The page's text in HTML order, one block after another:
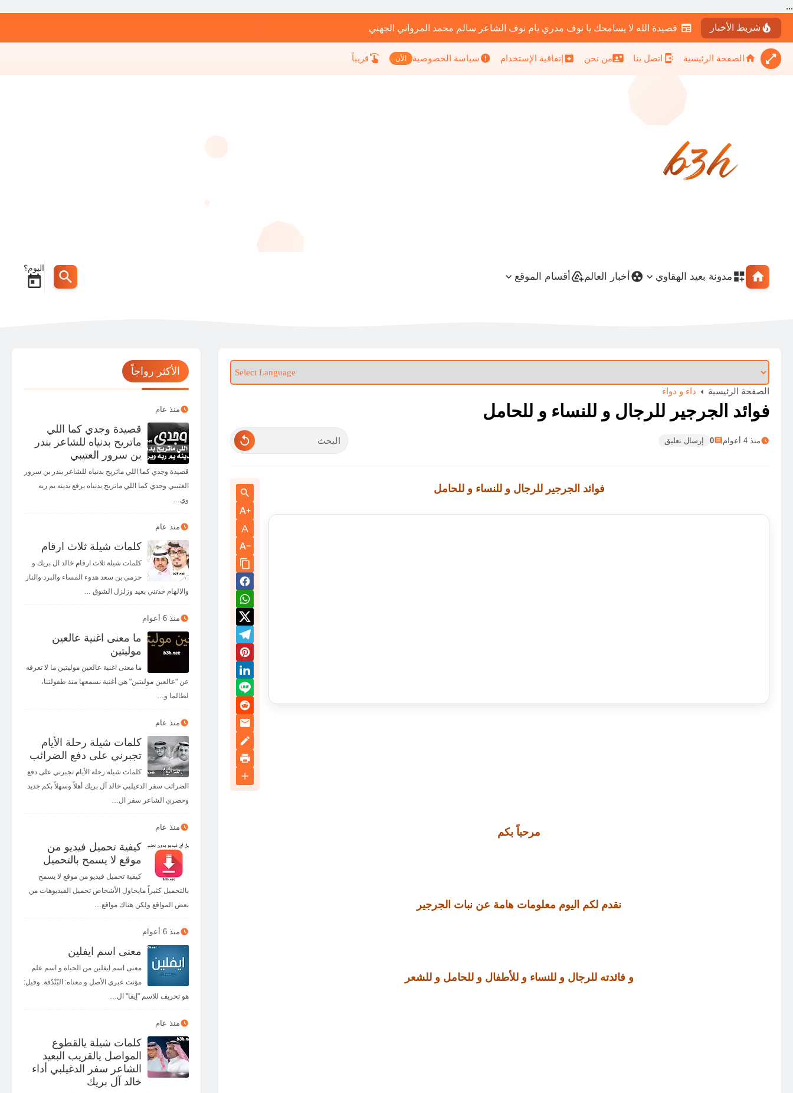
...
شريط الأخبار قصيدة الله لا يسامحك يا نوف مدري يام نوف الشاعر سالم محمد المرواني الجهني
الصفحة الرئيسية اتصل بنا من نحن إتفاقية الإستخدام سياسة الخصوصية الأن قريباً
مدونة بعيد الهقاوي أخبار العالم أقسام الموقع
اليوم؟
الصفحة الرئيسية داء و دواء
فوائد الجرجير للرجال و للنساء و للحامل
منذ 4 أعوام 0 إرسال تعليق
فوائد الجرجير للرجال و للنساء و للحامل
مرحباً بكم
نقدم لكم اليوم معلومات هامة عن نبات الجرجير
و فائدته للرجال و للنساء و للأطفال و للحامل و للشعر
A
الأكثر رواجاً
منذ عام
قصيدة وجدي كما اللي
ماتريح بدنياه للشاعر بندر
بن سرور العتيبي
قصيدة وجدي كما اللي ماتريح بدنياه للشاعر بندر بن سرور
العتيبي وجدي كما اللي ماتريح بدنياه يرفع يدينه يم ربه
وي…
منذ عام
كلمات شيلة ثلاث ارقام
كلمات شيلة ثلاث ارقام خالد ال بريك و
حزمي بن سعد هدوء المساء والبرد والنار
والالهام خذتني بعيد وزلزل الشوق …
منذ 6 أعوام
ما معنى اغنية عالعين
موليتين
ما معنى اغنية عالعين موليتين ما لا تعرفه
عن "عالعين موليتين" هي أغنية نسمعها منذ طفولتنا،
لطالما و…
منذ عام
كلمات شيلة رحلة الأيام
تجبرني على دفع الضرائب
كلمات شيلة رحلة الأيام تجبرني على دفع
الضرائب سفر الدغيلبي خالد آل بريك أهلاً وسهلاً بكم جديد
وحصري الشاعر سفر ال…
منذ عام
كيفية تحميل فيديو من
موقع لا يسمح بالتحميل
كيفية تحميل فيديو من موقع لا يسمح
بالتحميل كثيراً مايحاول الأشخاص تحميل الفيديوهات من
بعض المواقع ولكن هناك مواقع…
منذ 6 أعوام
معنى اسم ايفلين
معنى اسم ايفلين من الحياة و اسم علم
مؤنث عبري الأصل و معناه: البُنْدُقة. وقيل:
هو تحريف للاسم "إيفا" ال…
منذ عام
كلمات شيلة يالقطوع
المواصل يالقريب البعيد
الشاعر سفر الدغيلبي أداء
خالد آل بريك